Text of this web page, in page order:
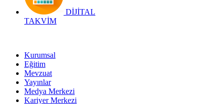
DİJİTAL
TAKVİM
Kurumsal
Eğitim
Mevzuat
Yayınlar
Medya Merkezi
Kariyer Merkezi